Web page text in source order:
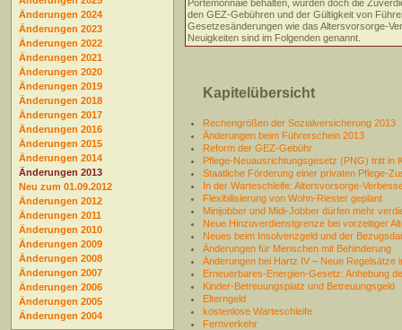
Änderungen 2024
Änderungen 2023
Änderungen 2022
Änderungen 2021
Änderungen 2020
Änderungen 2019
Änderungen 2018
Änderungen 2017
Änderungen 2016
Änderungen 2015
Änderungen 2014
Änderungen 2013
Neu zum 01.09.2012
Änderungen 2012
Änderungen 2011
Änderungen 2010
Änderungen 2009
Änderungen 2008
Änderungen 2007
Änderungen 2006
Änderungen 2005
Änderungen 2004
Portemonnaie behalten, wurden doch die
den GEZ-Gebühren und der Gültigkeit von
Gesetzesänderungen wie das Altersvorsorge-
Neuigkeiten sind im Folgenden genannt.
Kapitelübersicht
Rechengrößen der Sozialversicherung 2013
Änderungen beim Führerschein 2013
Reform der GEZ-Gebühr
Pflege-Neuausrichtungsgesetz (PNG) tritt in
Staatliche Förderung einer privaten Pflege-
In der Warteschleife: Altersvorsorge-
Flexibilisierung von Wohn-Riester geplant
Minijobber und Midi-Jobber dürfen mehr
Neue Hinzuverdienstgrenze bei vorzeitiger
Neues beim Insolvenzgeld und der
Änderungen für Menschen mit Behinderung
Änderungen bei Hartz IV – Neue
Erneuerbares-Energien-Gesetz: Anhebung
Kinder-Betreuungsplatz und Betreuungsgeld
Elterngeld
kostenlose Warteschleife
Fernverkehr